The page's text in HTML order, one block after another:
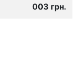
003 грн.